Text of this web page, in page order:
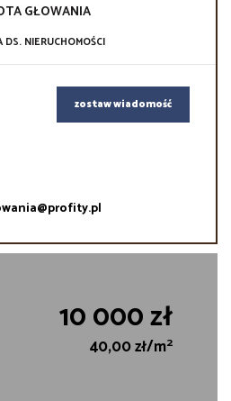
GŁOWANIA
DS. NIERUCHOMOŚCI
zostaw wiadomość
10 000 zł
40,00 zł/m2